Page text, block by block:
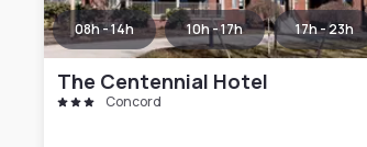
08h - 14h 10h - 17h 17h - 23h
The Centennial Hotel
Concord